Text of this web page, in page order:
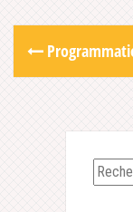
Post